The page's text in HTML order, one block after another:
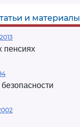
и материалы
пенсиях